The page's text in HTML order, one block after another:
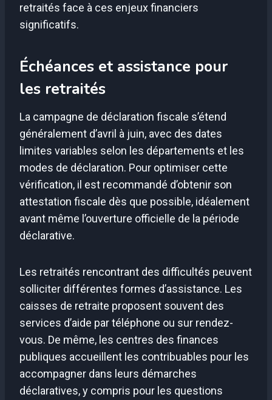
retraités face à ces enjeux financiers
significatifs.
Échéances et assistance pour
les retraités
La campagne de déclaration fiscale s’étend
généralement d’avril à juin, avec des dates
limites variables selon les départements et les
modes de déclaration. Pour optimiser cette
vérification, il est recommandé d’obtenir son
attestation fiscale dès que possible, idéalement
avant même l’ouverture officielle de la période
déclarative.
Les retraités rencontrant des difficultés peuvent
solliciter différentes formes d’assistance. Les
caisses de retraite proposent souvent des
services d’aide par téléphone ou sur rendez-
vous. De même, les centres des finances
publiques accueillent les contribuables pour les
accompagner dans leurs démarches
déclaratives, y compris pour les questions